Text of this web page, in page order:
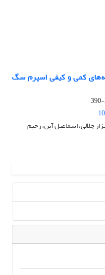
کمی و کیفی اسپرم سگ
جلالی، اسماعیل آین، رحیم